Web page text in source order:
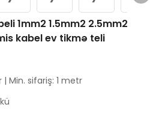
1mm2 1.5mm2 2.5mm2
kabel ev tikmə teli
Min. sifariş: 1 metr